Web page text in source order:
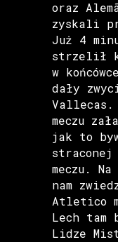
oraz
zyskali
Już 4
strzelił
w
dały
Vallecas.
meczu
jak to
meczu.
nam
Atletico
Lech tam
Lidze